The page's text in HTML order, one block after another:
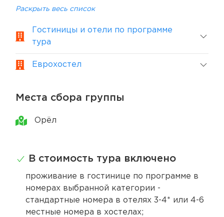
Раскрыть весь список
Гостиницы и отели по программе
тура
Еврохостел
Места сбора группы
Орёл
В стоимость тура включено
проживание в гостинице по программе в
номерах выбранной категории -
стандартные номера в отелях 3-4* или 4-6
местные номера в хостелах;